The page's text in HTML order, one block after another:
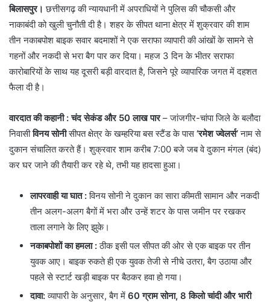
बिलासपुर। छत्तीसगढ़ की न्यायधानी में अपराधियों ने पुलिस की चौकसी और
नाकाबंदी को खुली चुनौती दी है। शहर के सीपत थाना क्षेत्र में शुक्रवार की शाम
तीन नकाबपोश बाइक सवार बदमाशों ने एक सराफा व्यापारी की आंखों के सामने से
गहनों और नकदी से भरा बैग पार कर दिया। महज 3 दिन के भीतर सराफा
कारोबारियों के साथ यह दूसरी बड़ी वारदात है, जिसने पूरे व्यापारिक जगत में दहशत
फैला दी है।
वारदात की कहानी : चंद सेकंड और 50 लाख पार– ​जांजगीर-चांपा जिले के बलौदा
निवासीविनय सोनीसीपत क्षेत्र के खम्हरिया बस स्टैंड के पास‘रमेश ज्वेलर्स’नाम से
दुकान संचालित करते हैं। शुक्रवार शाम करीब 7:00 बजे जब वे दुकान मंगल (बंद)
कर घर जाने की तैयारी कर रहे थे, तभी यह हादसा हुआ।
लापरवाही या घात :विनय सोनी ने दुकान का सारा कीमती सामान और नकदी
तीन अलग-अलग बैगों में भरा और उन्हें शटर के पास जमीन पर रखकर
ताला लगाने के लिए झुके।
नकाबपोशों का हमला :ठीक इसी पल सीपत की ओर से एक बाइक पर तीन
युवक आए। बाइक रुकते ही एक युवक तेजी से नीचे उतरा, बैग उठाया और
पहले से स्टार्ट खड़ी बाइक पर बैठकर हवा हो गया।
दावा:व्यापारी के अनुसार, बैग में 60 ग्राम सोना, 8 किलो चांदी और भारी